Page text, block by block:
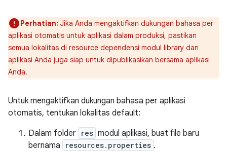
Perhatian: Jika Anda mengaktifkan dukungan bahasa per
aplikasi otomatis untuk aplikasi dalam produksi, pastikan
semua lokalitas di resource dependensi modul library dan
aplikasi Anda juga siap untuk dipublikasikan bersama aplikasi
Anda.
Untuk mengaktifkan dukungan bahasa per aplikasi
otomatis, tentukan lokalitas default:
Dalam folder res modul aplikasi, buat file baru
bernama
resources.properties .